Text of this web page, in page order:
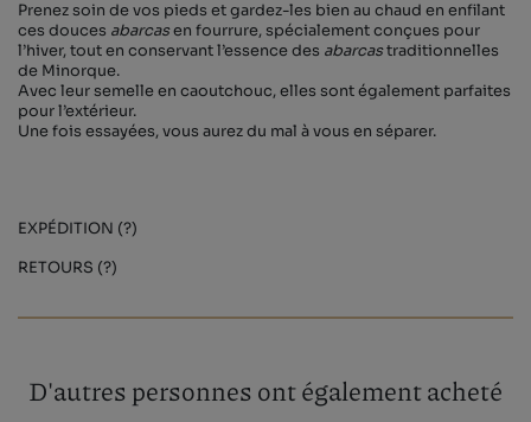
Prenez soin de vos pieds et gardez-les bien au chaud en enfilant
ces douces abarcasen fourrure, spécialement conçues pour
l’hiver, tout en conservant l’essence des abarcastraditionnelles
de Minorque.
Avec leur semelle en caoutchouc, elles sont également parfaites
pour l’extérieur.
Une fois essayées, vous aurez du mal à vous en séparer.
EXPÉDITION (?)
RETOURS (?)
D'autres personnes ont également acheté